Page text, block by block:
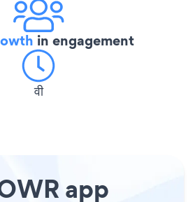
in engagement
वी
app